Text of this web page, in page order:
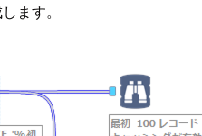
ます。